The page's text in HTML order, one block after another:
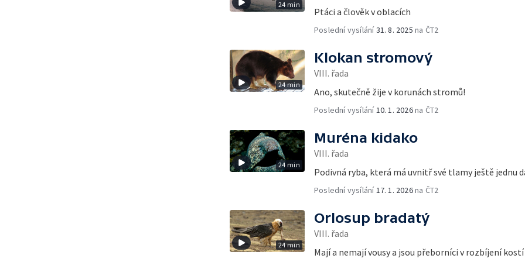
24 min
Ptáci a člověk v oblacích
Poslední vysílání31. 8. 2025 na ČT2
24 min
Klokan stromový
VIII. řada
Ano, skutečně žije v korunách stromů!
Poslední vysílání 10. 1. 2026na ČT2
24 min
Muréna kidako
VIII. řada
Podivná ryba, která má uvnitř své tlamy ještě jednu
Poslední vysílání 17. 1. 2026na ČT2
24 min
Orlosup bradatý
VIII. řada
Mají a nemají vousy a jsou přeborníci v rozbíjení kostí